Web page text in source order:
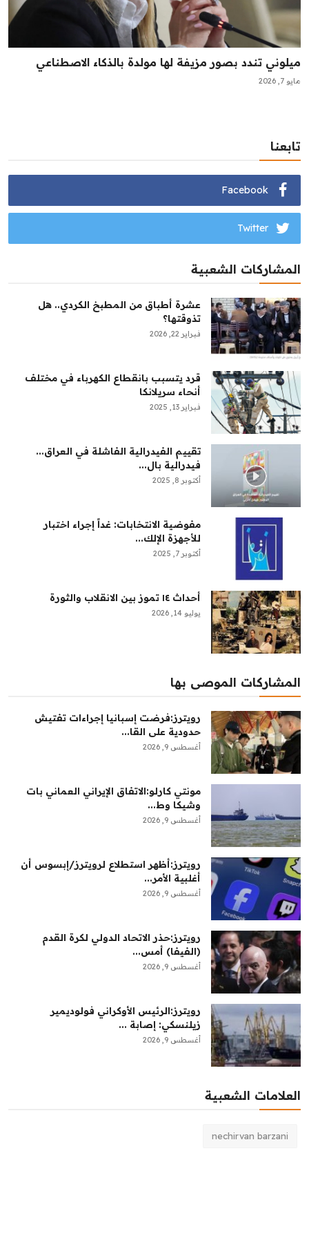
ميلوني تندد بصور مزيفة لها مولدة بالذكاء الاصطناعي
مايو 7, 2026
تابعنا
Facebook
Twitter
المشاركات الشعبية
عشرة أطباق من المطبخ الكردي.. هل
تذوقتها؟
فبراير 22, 2026
قرد يتسبب بانقطاع الكهرباء في مختلف
أنحاء سريلانكا
فبراير 13, 2025
تقييم الفيدرالية الفاشلة في العراق...
فيدرالية بال...
أكتوبر 8, 2025
مفوضية الانتخابات: غداً إجراء اختبار
للأجهزة الإلك...
أكتوبر 7, 2025
أحداث ١٤ تموز بين الانقلاب والثورة
يوليو 14, 2026
المشاركات الموصى بها
رويترز:‏فرضت إسبانيا إجراءات تفتيش
حدودية على القا...
أغسطس 9, 2026
مونتي كارلو:‏الاتفاق الإيراني العماني بات
وشيكا وط...
أغسطس 9, 2026
رويترز:‏أظهر استطلاع لرويترز/إبسوس أن
أغلبية الأمر...
أغسطس 9, 2026
رويترز:‏حذر الاتحاد الدولي لكرة القدم
(الفيفا) أمس...
أغسطس 9, 2026
رويترز:‏الرئيس الأوكراني فولوديمير
زيلنسكي: إصابة ...
أغسطس 9, 2026
العلامات الشعبية
nechirvan barzani